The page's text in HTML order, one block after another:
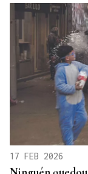
17 FEB 2026